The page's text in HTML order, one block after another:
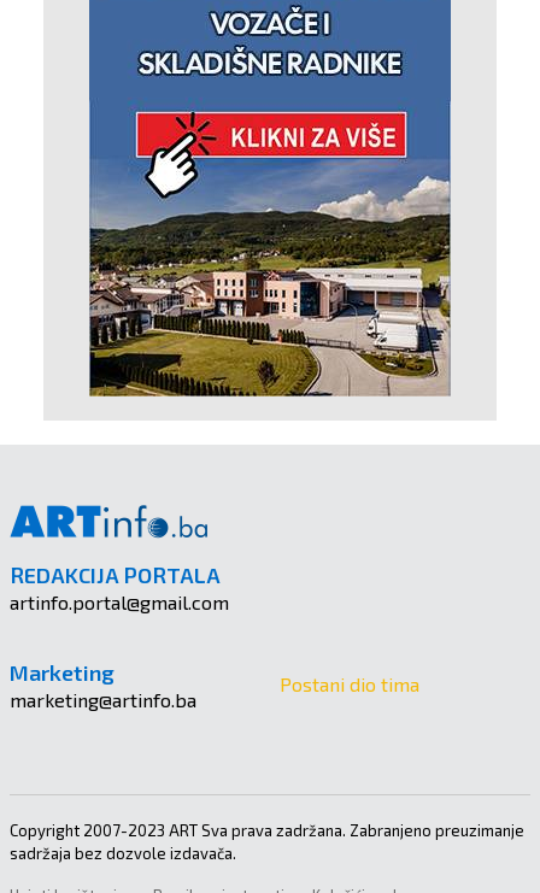
REDAKCIJA PORTALA
artinfo.portal@gmail.com
Marketing
marketing@artinfo.ba
Postani dio tima
Copyright 2007-2023 ART Sva prava zadržana. Zabranjeno preuzimanje
sadržaja bez dozvole izdavača.